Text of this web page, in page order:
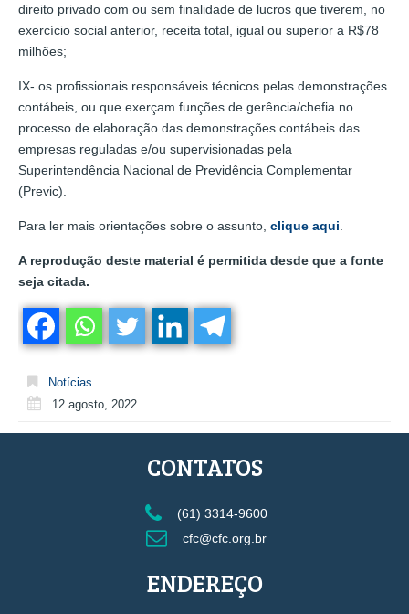
direito privado com ou sem finalidade de lucros que tiverem, no
exercício social anterior, receita total, igual ou superior a R$78
milhões;
IX- os profissionais responsáveis técnicos pelas demonstrações
contábeis, ou que exerçam funções de gerência/chefia no
processo de elaboração das demonstrações contábeis das
empresas reguladas e/ou supervisionadas pela
Superintendência Nacional de Previdência Complementar
(Previc).
Para ler mais orientações sobre o assunto, clique aqui
A reprodução deste material é permitida desde que a fonte
seja citada.
Notícias
12 agosto, 2022
CONTATOS
(61) 3314-9600
cfc@cfc.org.br
ENDEREÇO